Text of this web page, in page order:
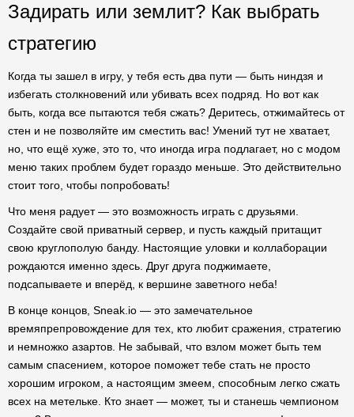
Задирать или землит? Как выбрать
стратегию
Когда ты зашел в игру, у тебя есть два пути — быть ниндзя и
избегать столкновений или убивать всех подряд. Но вот как
быть, когда все пытаются тебя сжать? Деритесь, отжимайтесь от
стен и не позволяйте им сместить вас! Умений тут не хватает,
но, что ещё хуже, это то, что иногда игра подлагает, но с модом
меню таких проблем будет гораздо меньше. Это действительно
стоит того, чтобы попробовать!
Что меня радует — это возможность играть с друзьями.
Создайте свой приватный сервер, и пусть каждый притащит
свою круглополую банду. Настоящие уловки и коллаборации
рождаются именно здесь. Друг друга поджимаете,
подсапываете и вперёд, к вершине заветного неба!
В конце концов, Sneak.io — это замечательное
времяпрепровождение для тех, кто любит сражения, стратегию
и немножко азартов. Не забывай, что взлом может быть тем
самым спасением, которое поможет тебе стать не просто
хорошим игроком, а настоящим змеем, способным легко сжать
всех на метельке. Кто знает — может, ты и станешь чемпионом